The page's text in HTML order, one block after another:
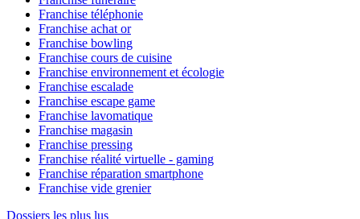
Franchise téléphonie
Franchise achat or
Franchise bowling
Franchise cours de cuisine
Franchise environnement et écologie
Franchise escalade
Franchise escape game
Franchise lavomatique
Franchise magasin
Franchise pressing
Franchise réalité virtuelle - gaming
Franchise réparation smartphone
Franchise vide grenier
Dossiers les plus lus